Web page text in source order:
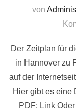
von
Der Zeitplan für
in Hannover zu
auf der
Hier gibt es eine
PDF: Link